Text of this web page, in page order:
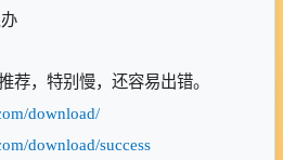
，特别慢，还容易出错。
download/
download/success